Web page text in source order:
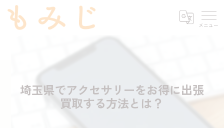
埼玉県でアクセサリーをお得に出張
買取する方法とは？